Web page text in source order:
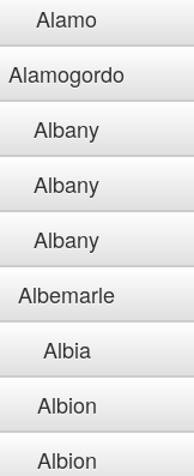
Alamo
Alamogordo
Albany
Albany
Albany
Albemarle
Albia
Albion
Albion